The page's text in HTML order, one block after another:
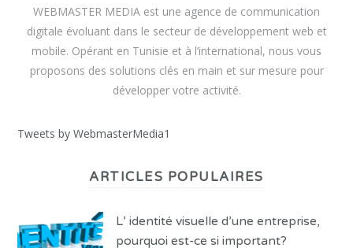
WEBMASTER MEDIA est une agence de communication
digitale évoluant dans le secteur de développement web et
mobile. Opérant en Tunisie et à l’international, nous vous
proposons des solutions clés en main et sur mesure pour
développer votre activité.
Tweets by WebmasterMedia1
ARTICLES POPULAIRES
L’ identité visuelle d’une entreprise,
pourquoi est-ce si important?